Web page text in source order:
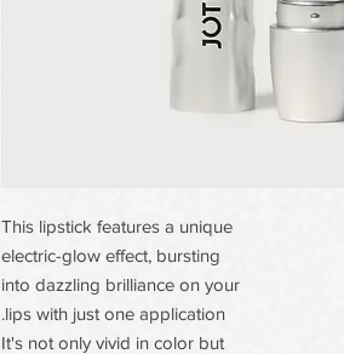
This lipstick features a unique
electric-glow effect, bursting
into dazzling brilliance on your
lips with just one application.
It's not only vivid in color but